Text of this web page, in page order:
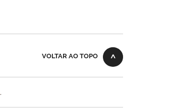
VOLTAR AO TOPO
.